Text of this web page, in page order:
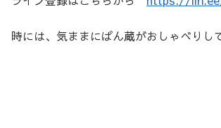
時には、気ままにぱん蔵がおしゃべりし